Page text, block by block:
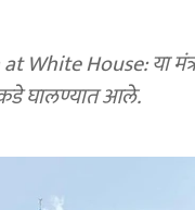
House: या
घालण्यात आले.